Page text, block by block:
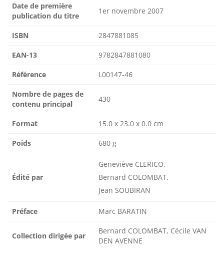
Date de première
publication du titre
1er novembre 2007
ISBN 2847881085
EAN-13 9782847881080
Référence L00147-46
Nombre de pages de
contenu principal
430
Format 15.0 x 23.0 x 0.0 cm
Poids 680 g
Édité par
Geneviève CLERICO,
Bernard COLOMBAT,
Jean SOUBIRAN
Préface Marc BARATIN
Collection dirigée par
Bernard COLOMBAT, Cécile VAN
DEN AVENNE